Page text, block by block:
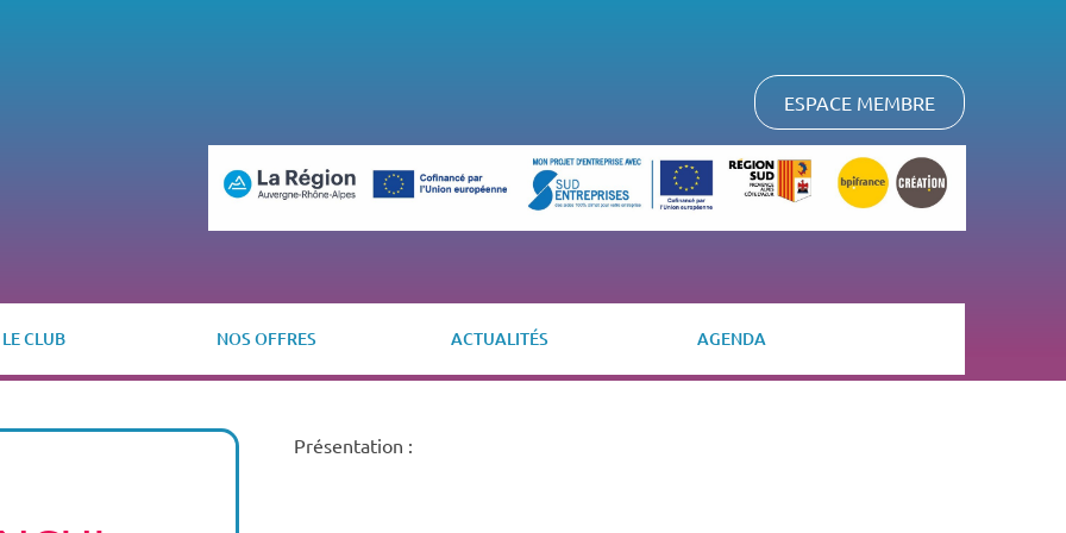
ESPACE MEMBRE
LE CLUB NOS OFFRES ACTUALITÉS AGENDA
Présentation :